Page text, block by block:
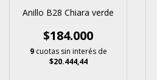
Anillo B28 Chiara verde
$184.000
9 cuotas sin interés de
$20.444,44